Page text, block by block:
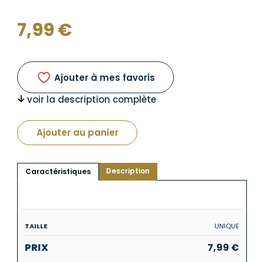
7,99€
Ajouter à mes favoris
voir la description complète
Ajouter au panier
Caractéristiques Description
UNIQUE
7,99 €